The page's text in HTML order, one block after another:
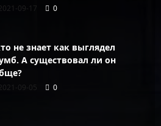
09-17 0
не знает как выглядел
А существовал ли он
09-05 0